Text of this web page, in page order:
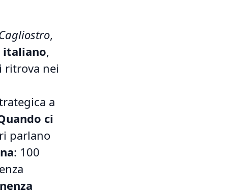
,
italiano,
ritrova nei
a
ci
parlano
: 100